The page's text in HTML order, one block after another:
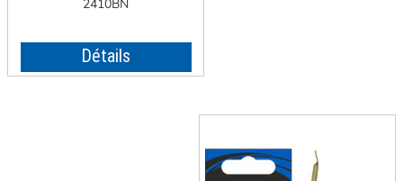
2410BN
Détails